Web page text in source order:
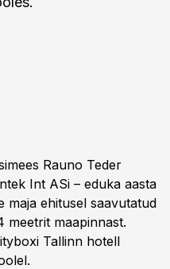
Rauno Teder
Int ASi – eduka aasta
maja ehitusel saavutatud
meetrit maapinnast.
Tallinn hotell